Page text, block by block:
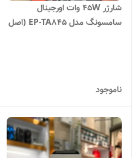
شارژر 45W وات اورجینال
سامسونگ مدل EP-TA845 (اصل
ناموجود